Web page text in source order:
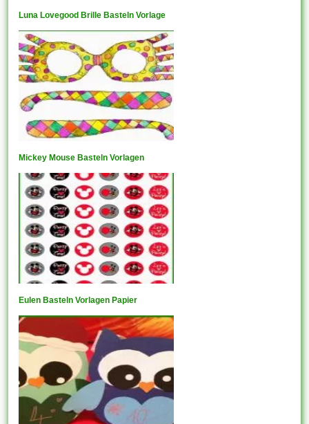
Luna Lovegood Brille Basteln Vorlage
Mickey Mouse Basteln Vorlagen
Eulen Basteln Vorlagen Papier